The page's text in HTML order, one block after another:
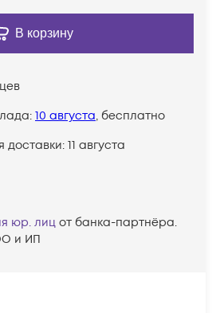
В корзину
10 августа, бесплатно
доставки: 11 августа
юр. лиц от банка-партнёра.
и ИП